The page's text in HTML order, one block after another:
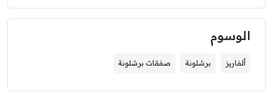
الوسوم
ألفاريز برشلونة صفقات برشلونة